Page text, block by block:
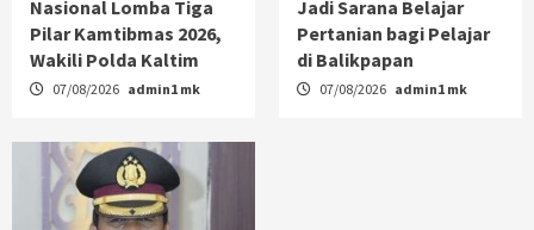
Nasional Lomba Tiga
Pilar Kamtibmas 2026,
Wakili Polda Kaltim
07/08/2026 admin1 mk
Jadi Sarana Belajar
Pertanian bagi Pelajar
di Balikpapan
07/08/2026 admin1 mk